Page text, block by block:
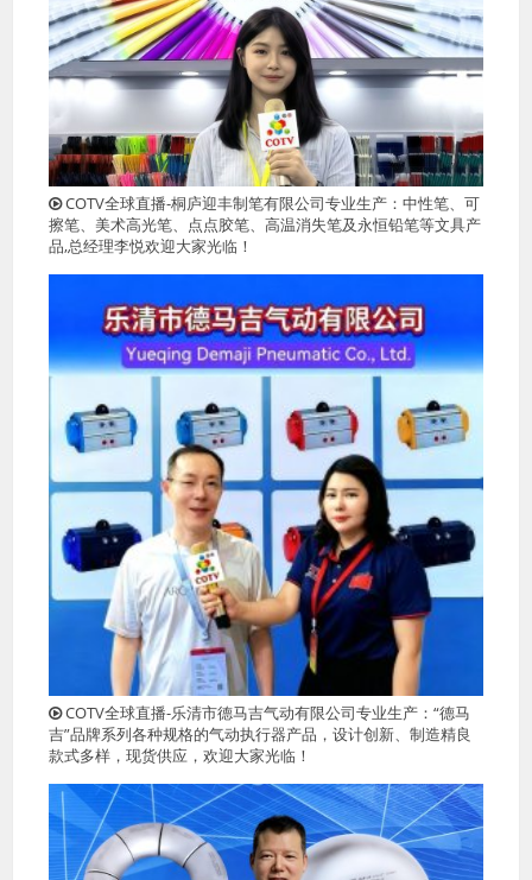
COTV全球直播-桐庐迎丰制笔有限公司专业生产：中性笔、可
擦笔、美术高光笔、点点胶笔、高温消失笔及永恒铅笔等文具产
品,总经理李悦欢迎大家光临！
COTV全球直播-乐清市德马吉气动有限公司专业生产：“德马
吉”品牌系列各种规格的气动执行器产品，设计创新、制造精良
款式多样，现货供应，欢迎大家光临！